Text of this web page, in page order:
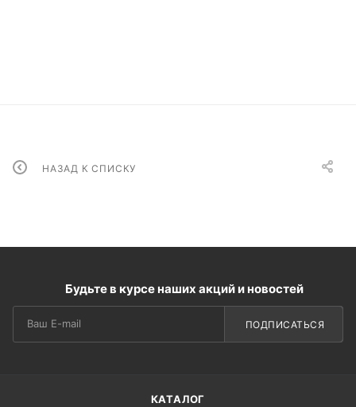
НАЗАД К СПИСКУ
Будьте в курсе наших акций и новостей
ПОДПИСАТЬСЯ
КАТАЛОГ